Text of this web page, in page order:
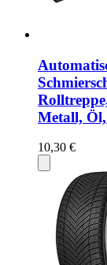
Metall,
10,30 €